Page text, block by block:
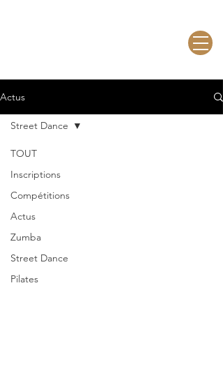
Actus
TOUT
Inscriptions
Compétitions
Actus
Zumba
Street Dance
Pilates
Street Dance